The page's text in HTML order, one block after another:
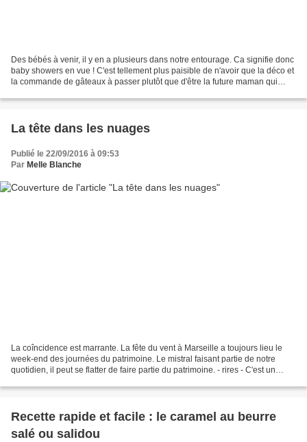
Des bébés à venir, il y en a plusieurs dans notre entourage. Ca signifie donc
baby showers en vue ! C'est tellement plus paisible de n'avoir que la déco et
la commande de gâteaux à passer plutôt que d'être la future maman qui
La tête dans les nuages
Publié le 22/09/2016 à 09:53
Par Melle Blanche
La coîncidence est marrante. La fête du vent à Marseille a toujours lieu le
week-end des journées du patrimoine. Le mistral faisant partie de notre
quotidien, il peut se flatter de faire partie du patrimoine. - rires - C'est un
Recette rapide et facile : le caramel au beurre
salé ou salidou